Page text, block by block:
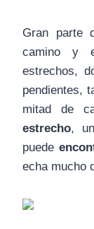
Gran parte
camino y
estrechos,
pendientes,
mitad de
estrecho,
puede
echa mucho